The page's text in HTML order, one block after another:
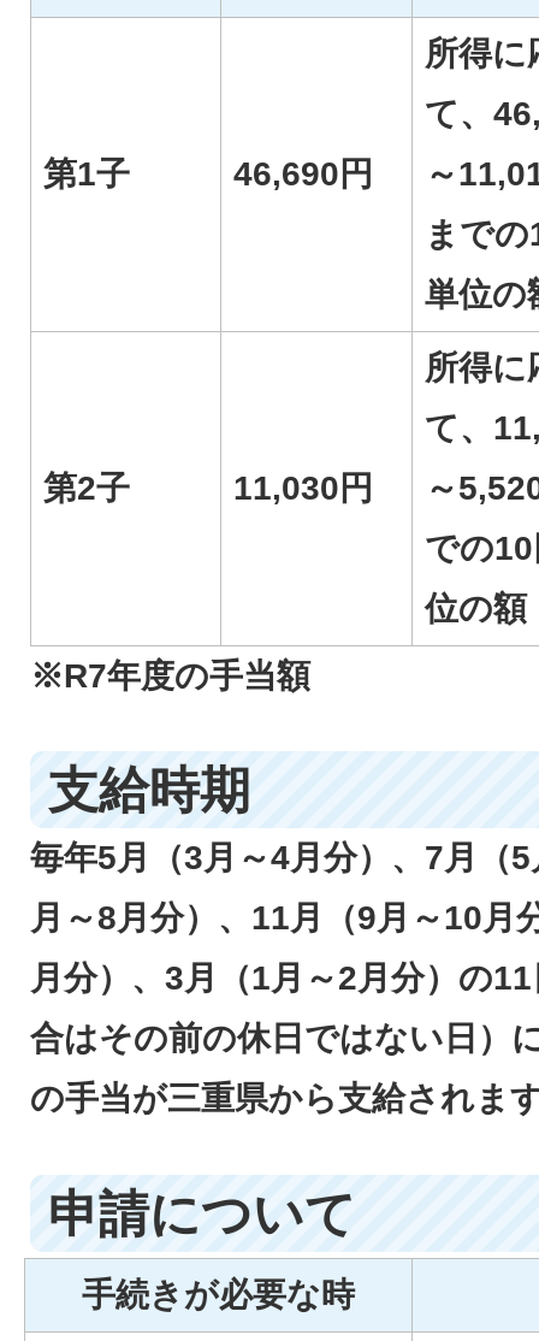
第1子 46,690円
所得に
て、
～
までの
単位の
第2子 11,030円
所得に
て、
～
での
位の額
※R7年度の手当額
支給時期
毎年5月（3月～4月分）、7月（
月～8月分）、11月（9月～10月
月分）、3月（1月～2月分）の
合はその前の休日ではない日）
の手当が三重県から支給されま
申請について
手続きが必要な時